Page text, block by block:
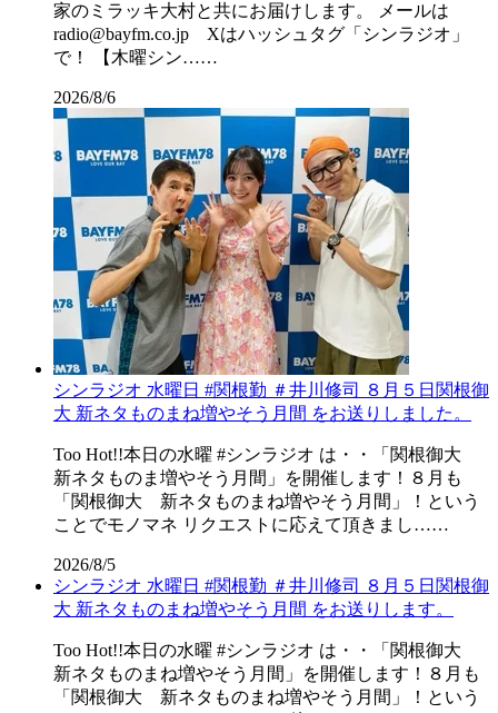
家のミラッキ大村と共にお届けします。 メールは
radio@bayfm.co.jp Xはハッシュタグ「シンラジオ」
で！ 【木曜シン……
2026/8/6
シンラジオ 水曜日 #関根勤 ＃井川修司 ８月５日関根御
大 新ネタものまね増やそう月間 をお送りしました。
Too Hot!!本日の水曜 #シンラジオ は・・「関根御大
新ネタものま増やそう月間」を開催します！８月も
「関根御大 新ネタものまね増やそう月間」！という
ことでモノマネ リクエストに応えて頂きまし……
2026/8/5
シンラジオ 水曜日 #関根勤 ＃井川修司 ８月５日関根御
大 新ネタものまね増やそう月間 をお送りします。
Too Hot!!本日の水曜 #シンラジオ は・・「関根御大
新ネタものまね増やそう月間」を開催します！８月も
「関根御大 新ネタものまね増やそう月間」！という